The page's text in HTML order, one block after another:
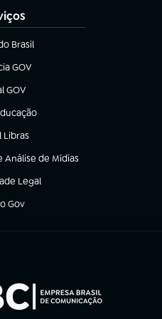
Brasil
nova aba)
GOV
nova aba)
GOV
em nova aba)
nova aba)
Libras
nova aba)
de Mídias
Legal
nova aba)
Gov
em nova aba)